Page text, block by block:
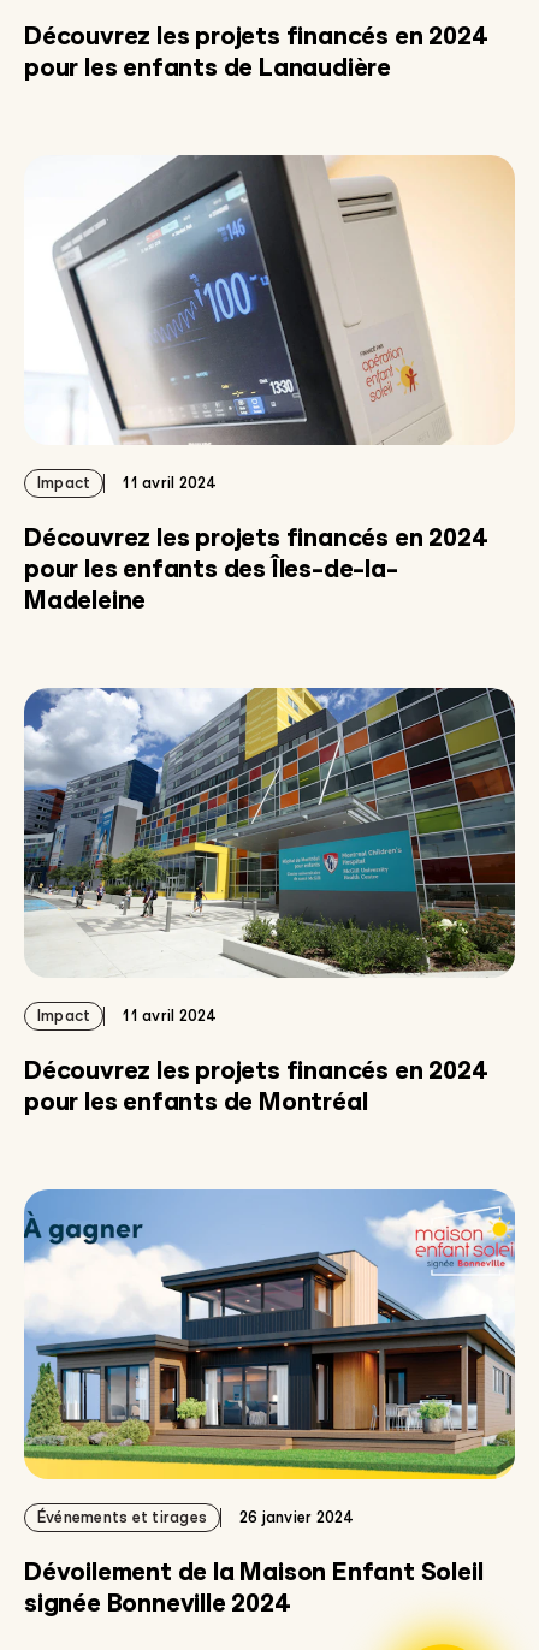
Découvrez les projets financés en 2024
pour les enfants de Lanaudière
Impact 11 avril 2024
Découvrez les projets financés en 2024
pour les enfants des Îles-de-la-
Madeleine
Impact 11 avril 2024
Découvrez les projets financés en 2024
pour les enfants de Montréal
Événements et tirages 26 janvier 2024
Dévoilement de la Maison Enfant Soleil
signée Bonneville 2024